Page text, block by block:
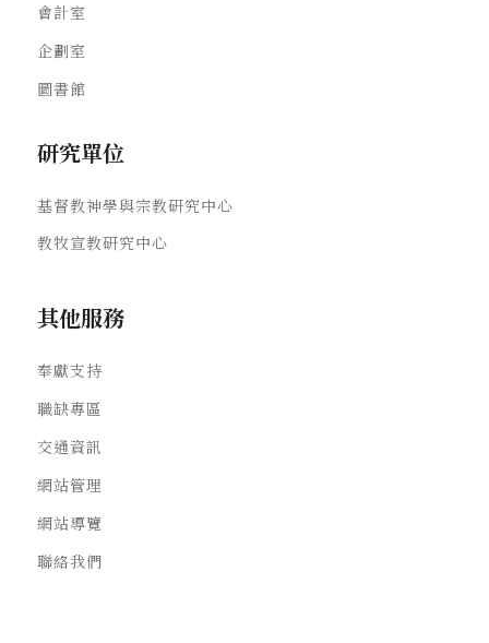
會計室
企劃室
圖書館
研究單位
基督教神學與宗教研究中心
教牧宣教研究中心
其他服務
奉獻支持
職缺專區
交通資訊
網站管理
網站導覽
聯絡我們